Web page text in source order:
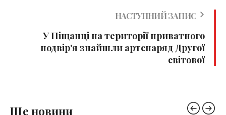
НАСТУПНИЙ ЗАПИС
У Піщанці на території приватного
подвір'я знайшли артснаряд Другої
світової
Ще новини